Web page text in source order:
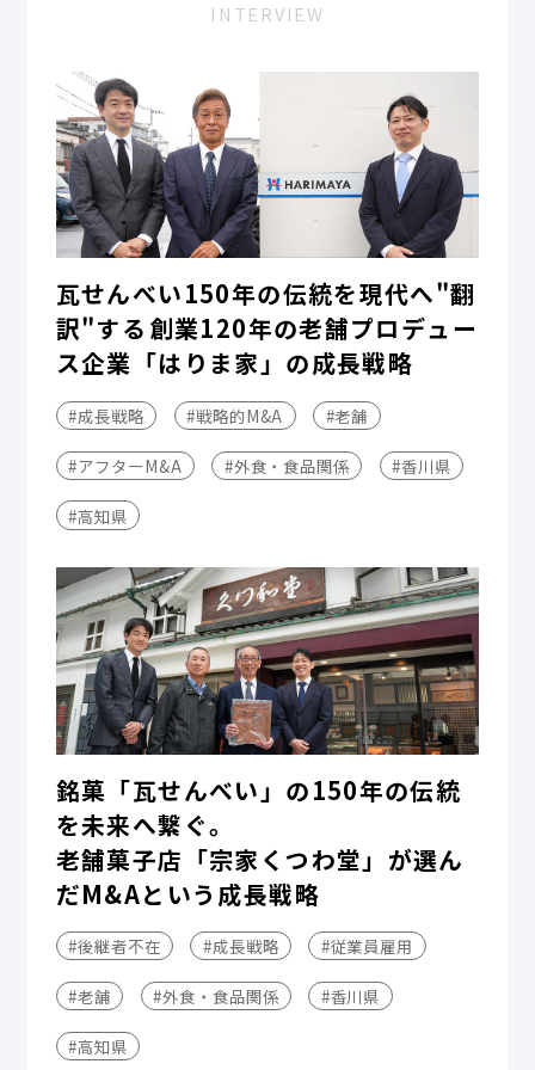
INTERVIEW
瓦せんべい150年の伝統を現代へ"翻
訳"する――創業120年の老舗プロデュー
ス企業「はりま家」の成長戦略
#成長戦略 #戦略的M&A #老舗
#アフターM&A #外食・食品関係 #香川県
#高知県
銘菓「瓦せんべい」の150年の伝統
を未来へ繋ぐ。
老舗菓子店「宗家くつわ堂」が選ん
だM&Aという成長戦略
#後継者不在 #成長戦略 #従業員雇用
#老舗 #外食・食品関係 #香川県
#高知県